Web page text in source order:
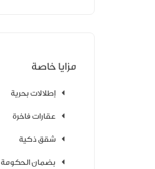
مزايا خاصة
إطلالات بحرية
عقارات فاخرة
شقق ذكية
بضمان الحكومة